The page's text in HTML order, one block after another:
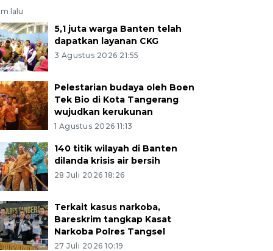
lalu
5,1 juta warga Banten telah
dapatkan layanan CKG
3 Agustus 2026 21:55
Pelestarian budaya oleh Boen
Tek Bio di Kota Tangerang
wujudkan kerukunan
1 Agustus 2026 11:13
140 titik wilayah di Banten
dilanda krisis air bersih
28 Juli 2026 18:26
Terkait kasus narkoba,
Bareskrim tangkap Kasat
Narkoba Polres Tangsel
27 Juli 2026 10:19